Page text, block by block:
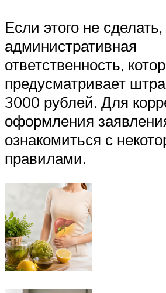
Если этого не
административная
ответственность,
предусматривает
3000 рублей. Для
оформления
ознакомиться с
правилами.